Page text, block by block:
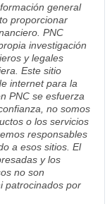
general
proporcionar
PNC
investigación
y legales
Este sitio
internet para la
PNC se esfuerza
no somos
o los servicios
responsables
a esos sitios. El
y los
no son
patrocinados por